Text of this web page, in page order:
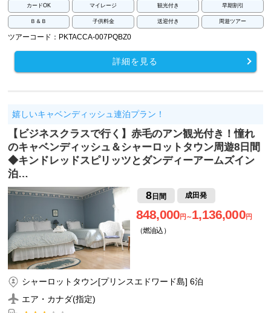
カードOK マイレージ 観光付き 早期割引
Ｂ＆Ｂ 子供料金 送迎付き 周遊ツアー
ツアーコード：PKTACCA-007PQBZ0
詳細を見る
嬉しいキャベンディッシュ連泊プラン！
【ビジネスクラスで行く】赤毛のアン観光付き！憧れ
のキャベンディッシュ＆シャーロットタウン周遊8日間
◆キンドレッドスピリッツとダンディーアームズイン
泊…
8日間 成田発
848,000円～1,136,000円
（燃油込）
シャーロットタウン[プリンスエドワード島] 6泊
エア・カナダ(指定)